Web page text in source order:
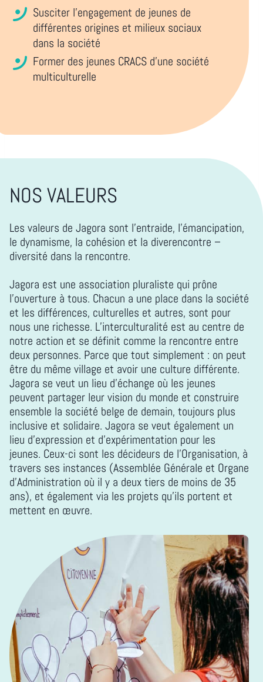
Susciter l’engagement de jeunes de
différentes origines et milieux sociaux
dans la société
Former des jeunes CRACS d’une société
multiculturelle
NOS VALEURS
Les valeurs de Jagora sont l’entraide, l’émancipation,
le dynamisme, la cohésion et la diverencontre –
diversité dans la rencontre.
Jagora est une association pluraliste qui prône
l’ouverture à tous. Chacun a une place dans la société
et les différences, culturelles et autres, sont pour
nous une richesse. L’interculturalité est au centre de
notre action et se définit comme la rencontre entre
deux personnes. Parce que tout simplement : on peut
être du même village et avoir une culture différente.
Jagora se veut un lieu d’échange où les jeunes
peuvent partager leur vision du monde et construire
ensemble la société belge de demain, toujours plus
inclusive et solidaire. Jagora se veut également un
lieu d’expression et d’expérimentation pour les
jeunes. Ceux-ci sont les décideurs de l’Organisation, à
travers ses instances (Assemblée Générale et Organe
d’Administration où il y a deux tiers de moins de 35
ans), et également via les projets qu’ils portent et
mettent en œuvre.